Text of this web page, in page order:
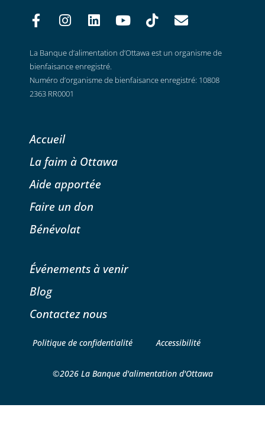
La Banque d’alimentation d’Ottawa est un organisme de
bienfaisance enregistré.
Numéro d’organisme de bienfaisance enregistré: 10808
2363 RR0001
Accueil
La faim à Ottawa
Aide apportée
Faire un don
Bénévolat
Événements à venir
Blog
Contactez nous
©2026 La Banque d'alimentation d'Ottawa
Politique de confidentialité Accessibilité